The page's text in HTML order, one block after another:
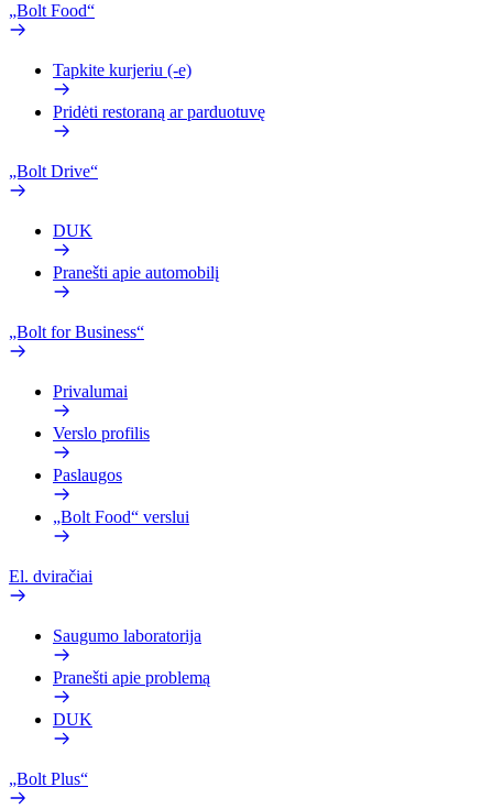
„Bolt Food“
Tapkite kurjeriu (-e)
Pridėti restoraną ar parduotuvę
„Bolt Drive“
DUK
Pranešti apie automobilį
„Bolt for Business“
Privalumai
Verslo profilis
Paslaugos
„Bolt Food“ verslui
El. dviračiai
Saugumo laboratorija
Pranešti apie problemą
DUK
„Bolt Plus“